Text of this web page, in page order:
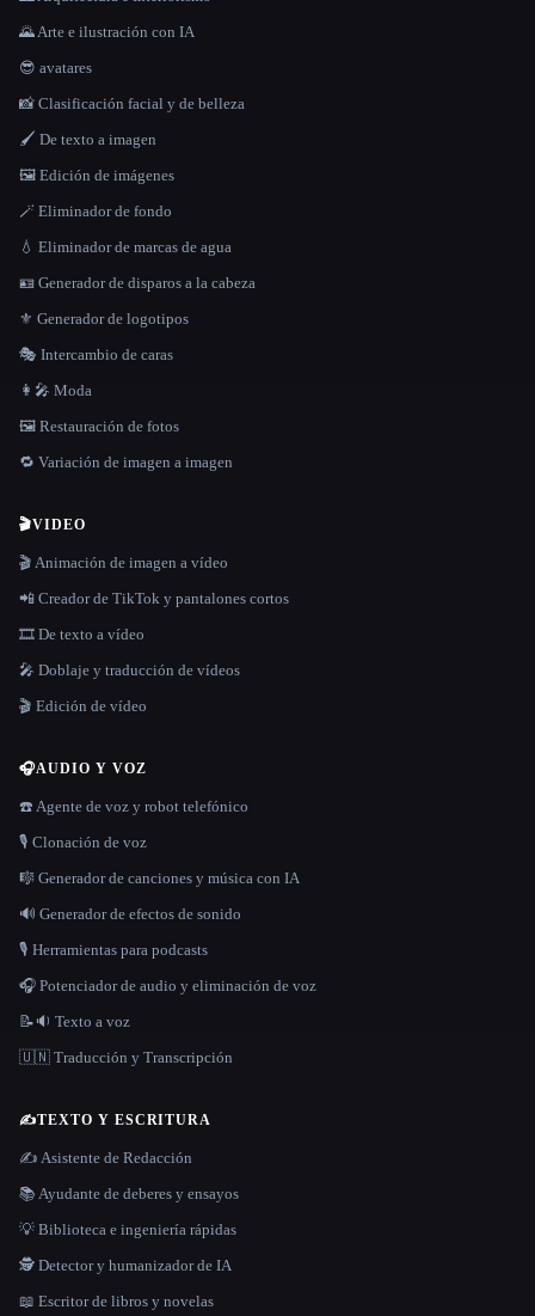
🌄 Arte e ilustración con IA
😎 avatares
📸 Clasificación facial y de belleza
🖌️ De texto a imagen
🖼️ Edición de imágenes
🪄 Eliminador de fondo
💧 Eliminador de marcas de agua
🪪 Generador de disparos a la cabeza
⚜️ Generador de logotipos
🎭 Intercambio de caras
👩‍🎤 Moda
🖼️ Restauración de fotos
🔁 Variación de imagen a imagen
🎬VIDEO
🎬 Animación de imagen a vídeo
📲 Creador de TikTok y pantalones cortos
🎞️ De texto a vídeo
🎤 Doblaje y traducción de vídeos
🎬 Edición de vídeo
🎧AUDIO Y VOZ
☎️ Agente de voz y robot telefónico
🎙️ Clonación de voz
🎼 Generador de canciones y música con IA
🔊 Generador de efectos de sonido
🎙️ Herramientas para podcasts
🎧 Potenciador de audio y eliminación de voz
📝🔉 Texto a voz
🇺🇳 Traducción y Transcripción
✍️TEXTO Y ESCRITURA
✍️ Asistente de Redacción
📚 Ayudante de deberes y ensayos
💡 Biblioteca e ingeniería rápidas
🕵️ Detector y humanizador de IA
📖 Escritor de libros y novelas